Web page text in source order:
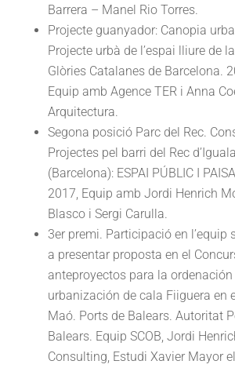
Barrera – Manel Rio Torres.
Projecte guanyador: Canopia
Projecte urbà de l’espai lliure de
Glòries Catalanes de Barcelona.
Equip amb Agence TER i Anna
Arquitectura.
Segona posició Parc del Rec.
Projectes pel barri del Rec
(Barcelona): ESPAI PÚBLIC I
2017, Equip amb Jordi Henrich
Blasco i Sergi Carulla.
3er premi. Participació en l’equip
a presentar proposta en el
anteproyectos para la ordenación
urbanización de cala Fiiguera en
Maó. Ports de Balears. Autoritat
Balears. Equip SCOB, Jordi
Consulting, Estudi Xavier Mayor